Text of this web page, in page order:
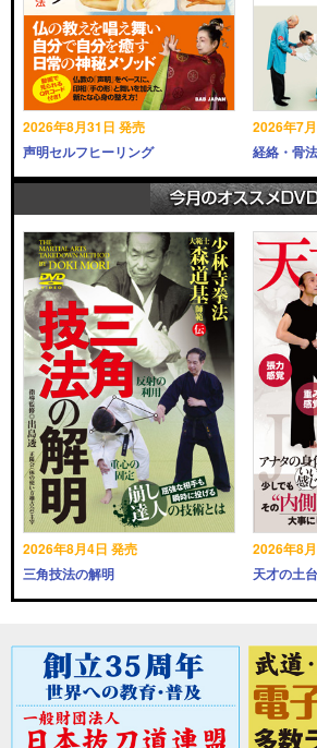
2026年8月31日 発売
声明セルフヒーリング
2026年7
経絡・骨
2026年8月4日 発売
三角技法の解明
2026年8
天才の土